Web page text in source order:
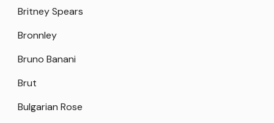
Britney Spears
Bronnley
Bruno Banani
Brut
Bulgarian Rose